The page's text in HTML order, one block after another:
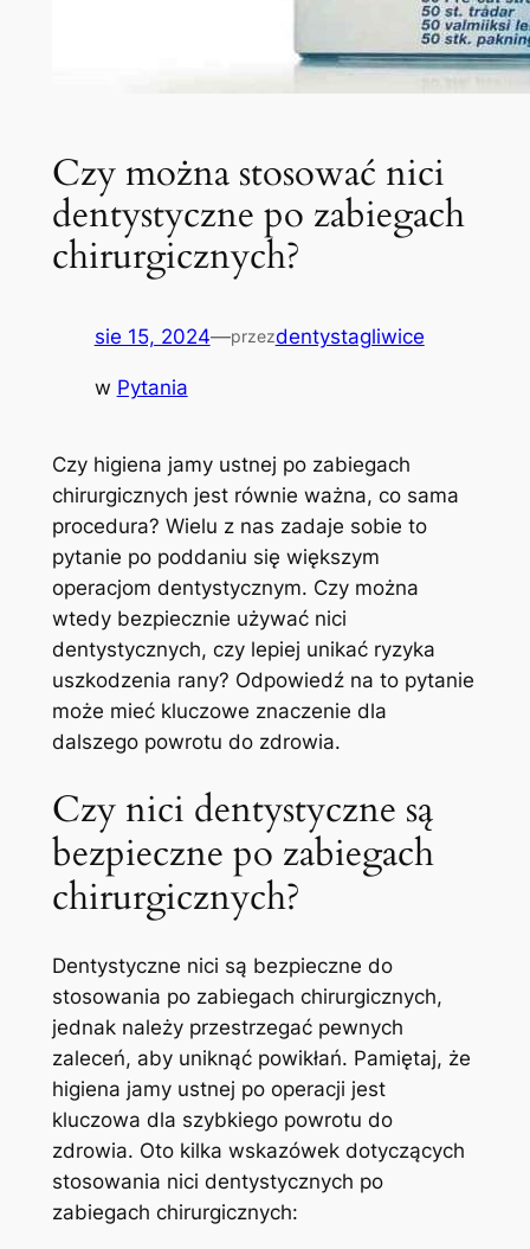
Czy można stosować nici
dentystyczne po zabiegach
chirurgicznych?
sie 15, 2024—przezdentystagliwice
w Pytania
Czy higiena jamy ustnej po zabiegach
chirurgicznych jest równie ważna, co sama
procedura? Wielu z nas zadaje sobie to
pytanie po poddaniu się większym
‌operacjom dentystycznym. ​Czy ⁤można
wtedy bezpiecznie używać nici
dentystycznych, czy lepiej unikać ryzyka
uszkodzenia rany? Odpowiedź na to pytanie
może mieć kluczowe znaczenie dla
dalszego powrotu do zdrowia.
Czy nici dentystyczne są
bezpieczne po zabiegach
chirurgicznych?
Dentystyczne nici są bezpieczne do
stosowania po ‌zabiegach chirurgicznych,
jednak należy przestrzegać pewnych
zaleceń, aby uniknąć powikłań. Pamiętaj, że
higiena jamy ustnej ‌po⁣ operacji jest
kluczowa dla szybkiego powrotu do
zdrowia. Oto kilka wskazówek dotyczących
stosowania nici dentystycznych po
zabiegach chirurgicznych: